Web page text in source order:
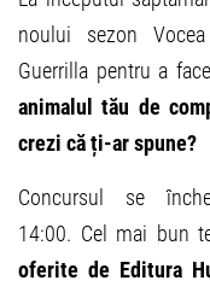
noului sezon
Guerrilla pentru a
animalul tău de
crezi că ți-ar spune?
Concursul se
14:00. Cel mai bun
oferite de Editura